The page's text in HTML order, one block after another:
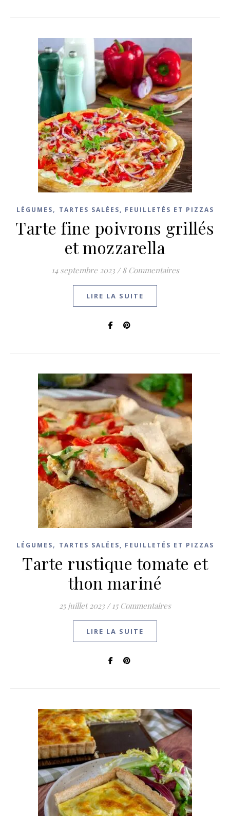
LÉGUMES, TARTES SALÉES, FEUILLETÉS ET PIZZAS
Tarte fine poivrons grillés
et mozzarella
14 septembre 2023 / 8 Commentaires
LIRE LA SUITE
LÉGUMES, TARTES SALÉES, FEUILLETÉS ET PIZZAS
Tarte rustique tomate et
thon mariné
25 juillet 2023 / 15 Commentaires
LIRE LA SUITE